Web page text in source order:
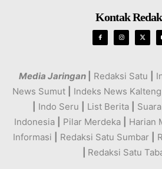
Kontak
Media Jaringan Redaksi Satu
News Sumut
Indeks News Kalteng
Indo Seru List Berita
Indonesia
Pilar Merdeka Harian
Informasi
Redaksi Satu Sumbar
Redaksi Satu